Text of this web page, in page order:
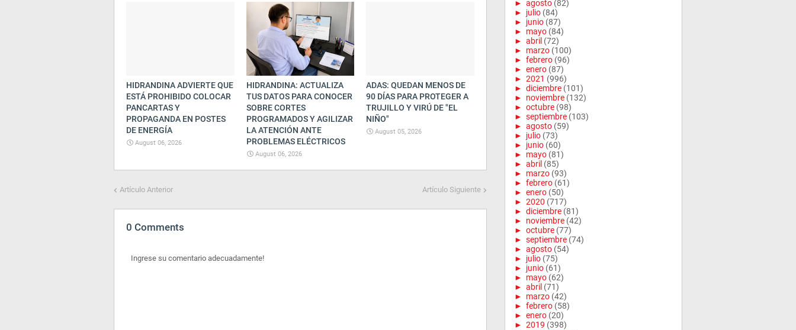
HIDRANDINA ADVIERTE QUE
ESTÁ PROHIBIDO COLOCAR
PANCARTAS Y
PROPAGANDA EN POSTES
DE ENERGÍA
August 06, 2026
HIDRANDINA: ACTUALIZA
TUS DATOS PARA CONOCER
SOBRE CORTES
PROGRAMADOS Y AGILIZAR
LA ATENCIÓN ANTE
PROBLEMAS ELÉCTRICOS
August 06, 2026
ADAS: QUEDAN MENOS DE
90 DÍAS PARA PROTEGER A
TRUJILLO Y VIRÚ DE "EL
NIÑO"
August 05, 2026
Artículo Anterior Artículo Siguiente
0 Comments
Ingrese su comentario adecuadamente!
► agosto (82)
► julio (84)
► junio (87)
► mayo (84)
► abril (72)
► marzo (100)
► febrero (96)
► enero (87)
► 2021 (996)
► diciembre (101)
► noviembre (132)
► octubre (98)
► septiembre (103)
► agosto (59)
► julio (73)
► junio (60)
► mayo (81)
► abril (85)
► marzo (93)
► febrero (61)
► enero (50)
► 2020 (717)
► diciembre (81)
► noviembre (42)
► octubre (77)
► septiembre (74)
► agosto (54)
► julio (75)
► junio (61)
► mayo (62)
► abril (71)
► marzo (42)
► febrero (58)
► enero (20)
► 2019 (398)